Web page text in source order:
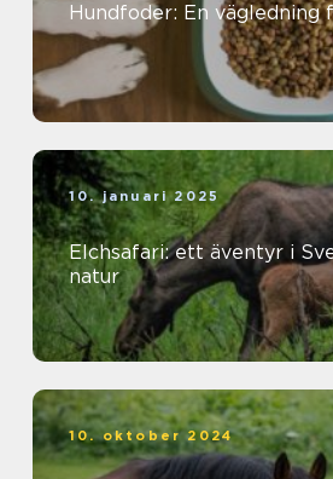
Hundfoder: En vägledning
10. januari 2025
Elchsafari: ett äventyr i
natur
10. oktober 2024